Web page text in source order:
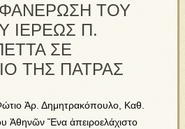
ΤΟΥ
ΙΕΡΕΩΣ Π.
ΣΕ
ΤΗΣ ΠΑΤΡΑΣ
Ἀρ. Δημητρακόπουλο, Καθ.
Ἀθηνῶν Ἕνα ἀπειροελάχιστο